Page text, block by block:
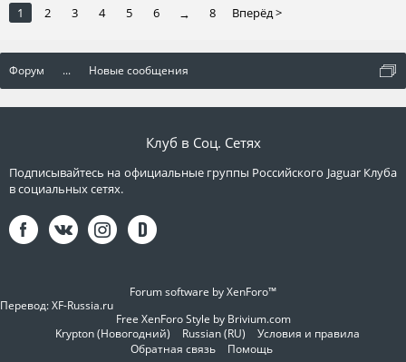
1 2 3 4 5 6 → 8 Вперёд >
Форум ... Новые сообщения
Клуб в Соц. Сетях
Подписывайтесь на официальные группы Российского Jaguar Клуба
в социальных сетях.
Forum software by XenForo™
Перевод:XF-Russia.ru
Free XenForo Style by Brivium.com
Krypton (Новогодний)
Russian (RU)
Условия и правила
Обратная связь
Помощь